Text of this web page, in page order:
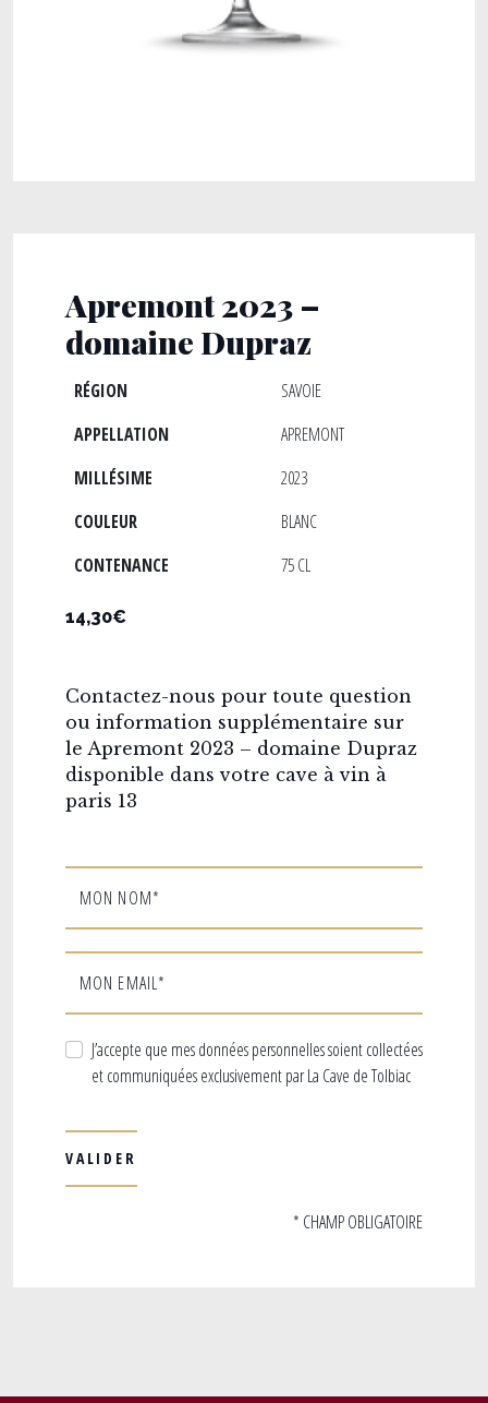
Apremont 2023 –
domaine Dupraz
RÉGION
SAVOIE
APPELLATION
APREMONT
MILLÉSIME
2023
COULEUR
BLANC
CONTENANCE
75 CL
14,30€
Contactez-nous pour toute question
ou information supplémentaire sur
le Apremont 2023 – domaine Dupraz
disponible dans votre cave à vin à
paris 13
MON NOM*
MON EMAIL*
J’accepte que mes données personnelles soient collectées
et communiquées exclusivement par La Cave de Tolbiac
* CHAMP OBLIGATOIRE